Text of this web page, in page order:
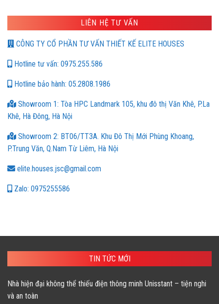
LIÊN HỆ TƯ VẤN
CÔNG TY CỔ PHẦN TƯ VẤN THIẾT KẾ ELITE HOUSES
Hotline tư vấn: 0975.255.586
Hotline bảo hành: 05.2808.1986
Showroom 1: Tòa HPC Landmark 105, khu đô thị Văn Khê, P.La
Khê, Hà Đông, Hà Nội
Showroom 2: BT06/TT3A. Khu Đô Thị Mới Phùng Khoang,
P.Trung Văn, Q.Nam Từ Liêm, Hà Nội
elite.houses.jsc@gmail.com
Zalo: 0975255586
TIN TỨC MỚI
Nhà hiện đại không thể thiếu điện thông minh Unisstant – tiện nghi
và an toàn